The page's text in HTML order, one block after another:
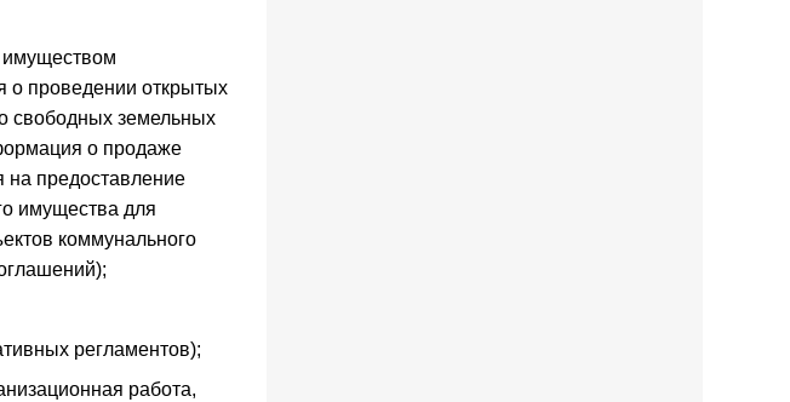
проведении открытых
свободных земельных
о продаже
предоставление
имущества для
коммунального
регламентов);
работа,